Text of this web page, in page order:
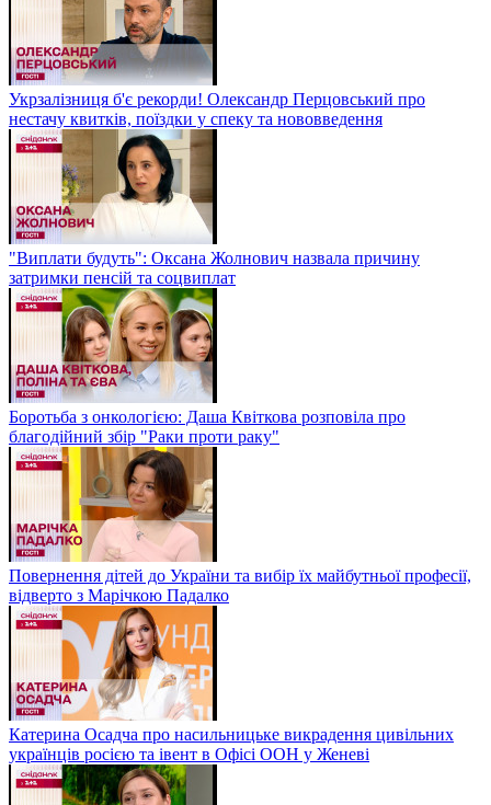
Укрзалізниця б'є рекорди! Олександр Перцовський про
нестачу квитків, поїздки у спеку та нововведення
"Виплати будуть": Оксана Жолнович назвала причину
затримки пенсій та соцвиплат
Боротьба з онкологією: Даша Квіткова розповіла про
благодійний збір "Раки проти раку"
Повернення дітей до України та вибір їх майбутньої професії,
відверто з Марічкою Падалко
Катерина Осадча про насильницьке викрадення цивільних
українців росією та івент в Офісі ООН у Женеві